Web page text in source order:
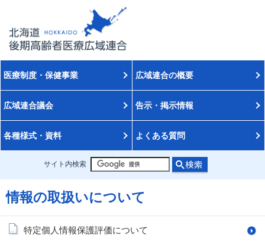
医療制度・保健事業 広域連合の概要
広域連合議会 告示・掲示情報
各種様式・資料 よくある質問
サイト内検索
情報の取扱いについて
特定個人情報保護評価について